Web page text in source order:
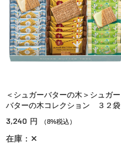
＜シュガーバターの木＞シュガー
バターの木コレクション ３２袋
3,240 円 （8%税込）
在庫：✕